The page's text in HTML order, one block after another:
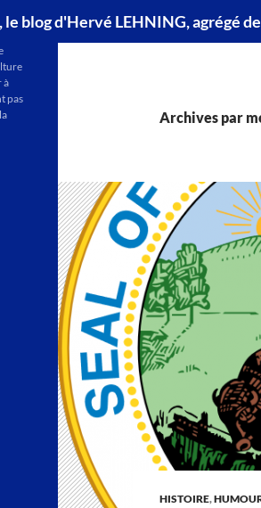
blog d'Hervé LEHNING, agrégé
Archives par
HISTOIRE,
à
pas